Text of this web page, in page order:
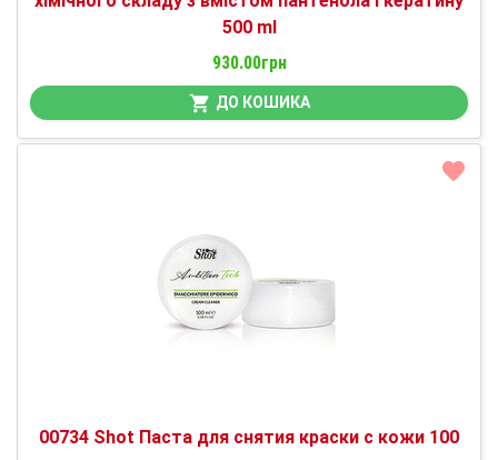
500 ml
930.00грн
ДО КОШИКА
00734 Shot Паста для снятия краски с кожи 100